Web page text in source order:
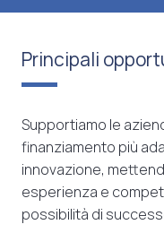
Principali
Supportiamo le
finanziamento più
innovazione,
esperienza e
possibilità di